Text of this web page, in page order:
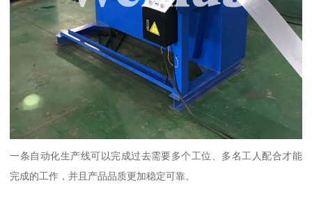
一条自动化生产线可以完成过去需要多个工位、多名工人配合才能
完成的工作，并且产品品质更加稳定可靠。